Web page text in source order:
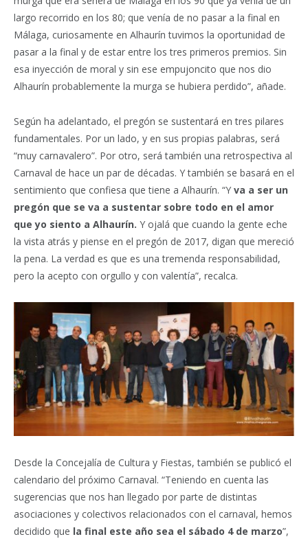
largo recorrido en los 80; que venía de no pasar a la final en
Málaga, curiosamente en Alhaurín tuvimos la oportunidad de
pasar a la final y de estar entre los tres primeros premios. Sin
esa inyección de moral y sin ese empujoncito que nos dio
Alhaurín probablemente la murga se hubiera perdido”, añade.
Según ha adelantado, el pregón se sustentará en tres pilares
fundamentales. Por un lado, y en sus propias palabras, será
“muy carnavalero”. Por otro, será también una retrospectiva al
Carnaval de hace un par de décadas. Y también se basará en el
sentimiento que confiesa que tiene a Alhaurín. “Y va a ser un
pregón que se va a sustentar sobre todo en el amor
que yo siento a Alhaurín. Y ojalá que cuando la gente eche
la vista atrás y piense en el pregón de 2017, digan que mereció
la pena. La verdad es que es una tremenda responsabilidad,
pero la acepto con orgullo y con valentía”, recalca.
Desde la Concejalía de Cultura y Fiestas, también se publicó el
calendario del próximo Carnaval. “Teniendo en cuenta las
sugerencias que nos han llegado por parte de distintas
asociaciones y colectivos relacionados con el carnaval, hemos
decidido que la final este año sea el sábado 4 de marzo”,